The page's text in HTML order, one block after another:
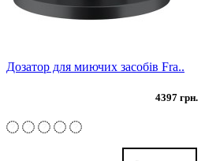
Дозатор для миючих засобів Fra..
4397 грн.